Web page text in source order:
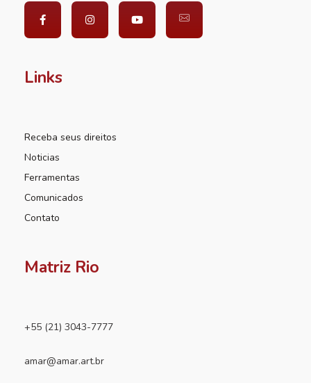
Links
Receba seus direitos
Noticias
Ferramentas
Comunicados
Contato
Matriz Rio
+55 (21) 3043-7777
amar@amar.art.br